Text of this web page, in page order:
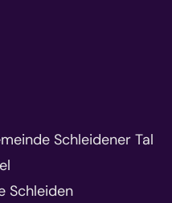
Schleidener Tal
Schleiden